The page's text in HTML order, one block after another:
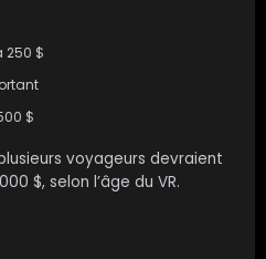
250 $
$
voyageurs devraient
$, selon l’âge du VR.